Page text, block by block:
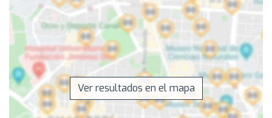
Ver resultados en el mapa